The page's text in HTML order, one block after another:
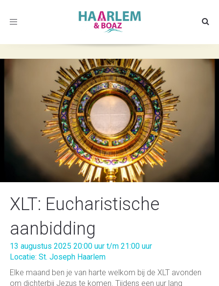
Toggle
XLT: Eucharistische
aanbidding
13 augustus 2025 20:00 uur t/m 21:00 uur
Locatie: St. Joseph Haarlem
Elke maand ben je van harte welkom bij de XLT avonden
om dichterbij Jezus te komen. Tijdens een uur lang